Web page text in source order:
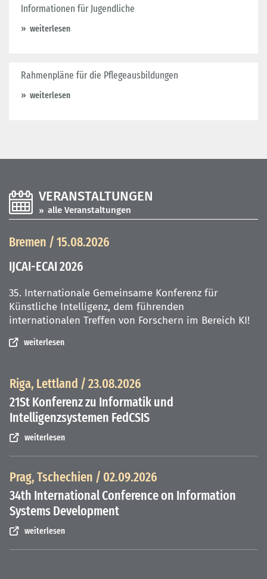
Informationen für Jugendliche
weiterlesen
Rahmenpläne für die Pflegeausbildungen
weiterlesen
VERANSTALTUNGEN
alle Veranstaltungen
Bremen / 15.08.2026
IJCAI-ECAI 2026
35. Internationale Gemeinsame Konferenz für
Künstliche Intelligenz, dem führenden
internationalen Treffen von Forschern im Bereich KI!
weiterlesen
Riga, Lettland / 23.08.2026
21St Konferenz zu Informatik und
Intelligenzsystemen FedCSIS
weiterlesen
Prag, Tschechien / 02.09.2026
34th International Conference on Information
Systems Development
weiterlesen